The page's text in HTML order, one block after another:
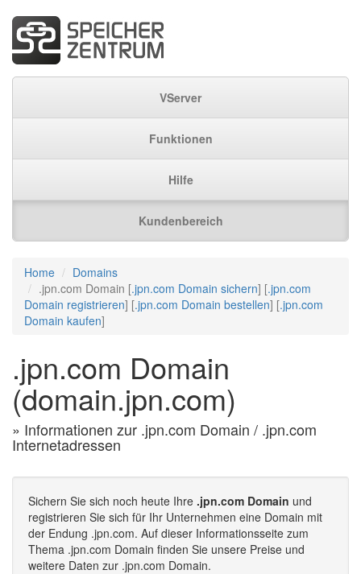
VServer
Funktionen
Hilfe
Kundenbereich
Home
Domains
.jpn.com Domain [.jpn.com Domain sichern] [.jpn.com
Domain registrieren] [.jpn.com Domain bestellen] [.jpn.com
Domain kaufen]
.jpn.com Domain
(domain.jpn.com)
» Informationen zur .jpn.com Domain / .jpn.com
Internetadressen
Sichern Sie sich noch heute Ihre .jpn.com Domain und
registrieren Sie sich für Ihr Unternehmen eine Domain mit
der Endung .jpn.com. Auf dieser Informationsseite zum
Thema .jpn.com Domain finden Sie unsere Preise und
weitere Daten zur .jpn.com Domain.